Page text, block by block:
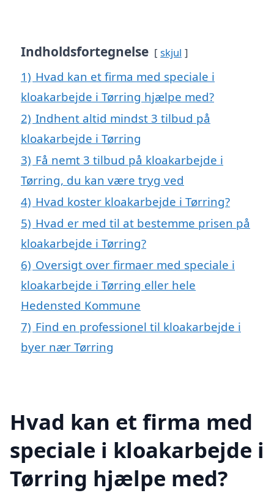
Indholdsfortegnelse skjul
1) Hvad kan et firma med speciale i
kloakarbejde i Tørring hjælpe med?
2) Indhent altid mindst 3 tilbud på
kloakarbejde i Tørring
3) Få nemt 3 tilbud på kloakarbejde i
Tørring, du kan være tryg ved
4) Hvad koster kloakarbejde i Tørring?
5) Hvad er med til at bestemme prisen på
kloakarbejde i Tørring?
6) Oversigt over firmaer med speciale i
kloakarbejde i Tørring eller hele
Hedensted Kommune
7) Find en professionel til kloakarbejde i
byer nær Tørring
Hvad kan et firma med
speciale i kloakarbejde i
Tørring hjælpe med?